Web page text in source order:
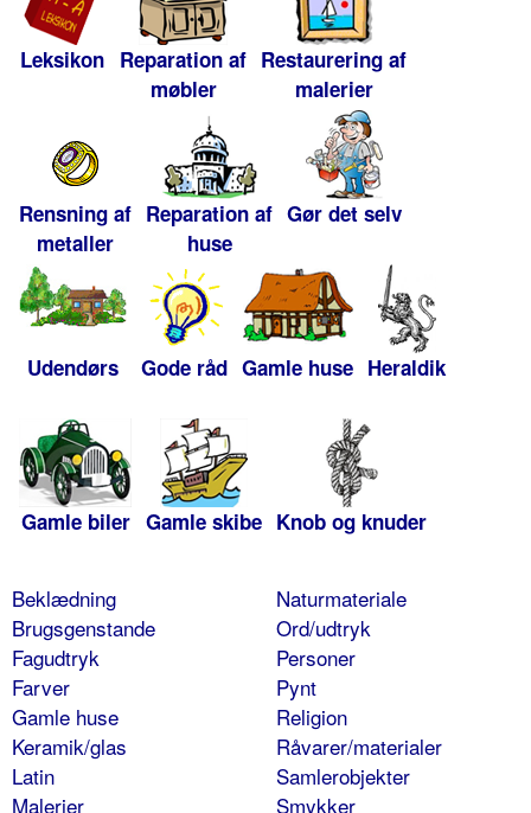
Leksikon Reparation af
møbler
Restaurering af
malerier
Rensning af
metaller
Reparation af
huse
Gør det selv
Udendørs Gode råd Gamle huse Heraldik
Gamle biler Gamle skibe Knob og knuder
Beklædning
Brugsgenstande
Fagudtryk
Farver
Gamle huse
Keramik/glas
Latin
Malerier
Naturmateriale
Ord/udtryk
Personer
Pynt
Religion
Råvarer/materialer
Samlerobjekter
Smykker